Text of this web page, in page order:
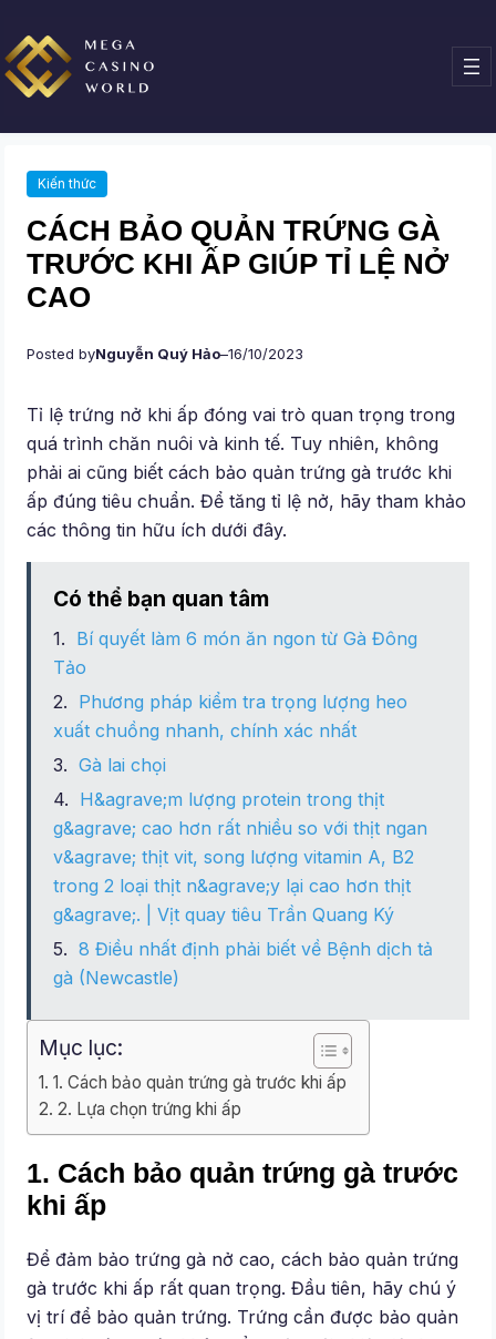
đến
phần
nội
dung
Kiến thức
CÁCH BẢO QUẢN TRỨNG GÀ
TRƯỚC KHI ẤP GIÚP TỈ LỆ NỞ
CAO
Posted byNguyễn Quý Hảo–16/10/2023
Tỉ lệ trứng nở khi ấp đóng vai trò quan trọng trong
quá trình chăn nuôi và kinh tế. Tuy nhiên, không
phải ai cũng biết cách bảo quản trứng gà trước khi
ấp đúng tiêu chuẩn. Để tăng tỉ lệ nở, hãy tham khảo
các thông tin hữu ích dưới đây.
Có thể bạn quan tâm
Bí quyết làm 6 món ăn ngon từ Gà Đông
Tảo
Phương pháp kiểm tra trọng lượng heo
xuất chuồng nhanh, chính xác nhất
Gà lai chọi
H&agrave;m lượng protein trong thịt
g&agrave; cao hơn rất nhiều so với thịt ngan
v&agrave; thịt vit, song lượng vitamin A, B2
trong 2 loại thịt n&agrave;y lại cao hơn thịt
g&agrave;. | Vịt quay tiêu Trần Quang Ký
8 Điều nhất định phải biết về Bệnh dịch tả
gà (Newcastle)
Mục lục:
1. Cách bảo quản trứng gà trước khi ấp
2. Lựa chọn trứng khi ấp
1. Cách bảo quản trứng gà trước
khi ấp
Để đảm bảo trứng gà nở cao, cách bảo quản trứng
gà trước khi ấp rất quan trọng. Đầu tiên, hãy chú ý
vị trí để bảo quản trứng. Trứng cần được bảo quản